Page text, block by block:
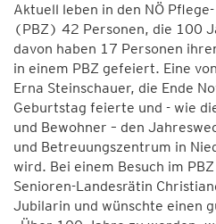
Aktuell leben in den NÖ
(PBZ) 42 Personen, die 100
davon haben 17 Personen
in einem PBZ gefeiert. Eine
Erna Steinschauer, die Ende
Geburtstag feierte und - wie
und Bewohner – den
und Betreuungszentrum in
wird. Bei einem Besuch im
Senioren-Landesrätin
Jubilarin und wünschte einen